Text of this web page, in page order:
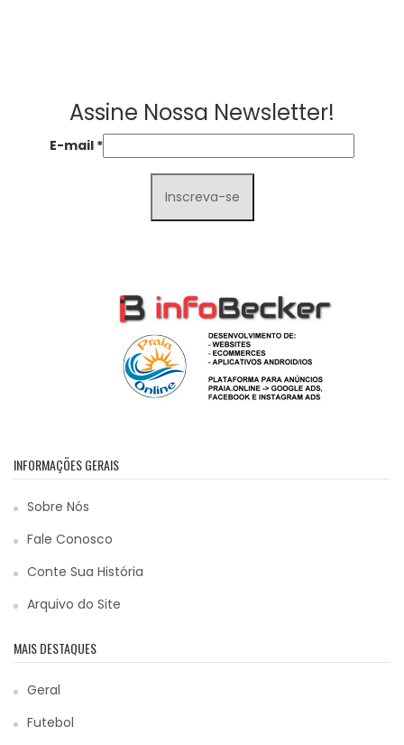
Assine Nossa Newsletter!
E-mail *
INFORMAÇÕES GERAIS
Sobre Nós
Fale Conosco
Conte Sua História
Arquivo do Site
MAIS DESTAQUES
Geral
Futebol